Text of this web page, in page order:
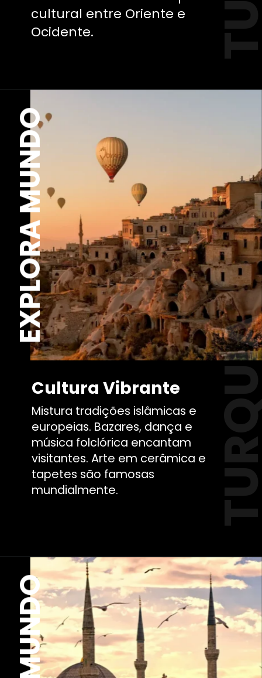
cultural entre Oriente e
Ocidente.
Cultura Vibrante
Mistura tradições islâmicas e
europeias. Bazares, dança e
música folclórica encantam
visitantes. Arte em cerâmica e
tapetes são famosas
mundialmente.
EXPLORA MUNDO